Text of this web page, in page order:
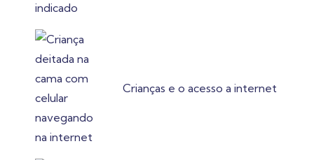
Crianças e o acesso a internet